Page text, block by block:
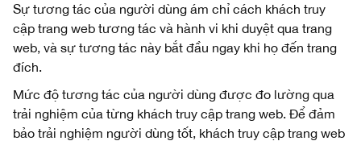
Sự tương tác của người dùng ám chỉ cách khách truy
cập trang web tương tác và hành vi khi duyệt qua trang
web, và sự tương tác này bắt đầu ngay khi họ đến trang
đích.
Mức độ tương tác của người dùng được đo lường qua
trải nghiệm của từng khách truy cập trang web. Để đảm
bảo trải nghiệm người dùng tốt, khách truy cập trang web